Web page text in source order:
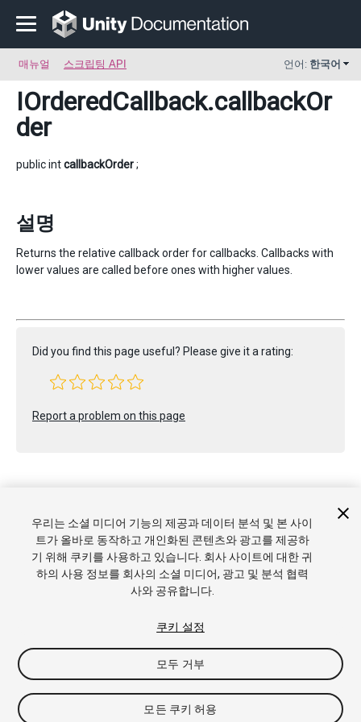
매뉴얼 스크립팅 API 언어: 한국어
IOrderedCallback.callbackOr
der
public intcallbackOrder;
설명
Returns the relative callback order for callbacks. Callbacks with
lower values are called before ones with higher values.
Did you find this page useful? Please give it a rating:
Report a problem on this page
Copyright © 2017 Unity Technologies. Publication 2017.2
튜토리얼
커뮤니티 답변 기술 자료 포럼 에셋 스토어
및 이용약관
법률정보 개인정보처리방침 쿠키
내 개인정보 판
쿠키 기본 설정
우리는 소셜 미디어 기능의 제공과 데이터 분석 및 본 사이
트가 올바로 동작하고 개인화된 콘텐츠와 광고를 제공하
기 위해 쿠키를 사용하고 있습니다. 회사 사이트에 대한 귀
하의 사용 정보를 회사의 소셜 미디어, 광고 및 분석 협력
사와 공유합니다.
쿠키 설정
모두 거부
모든 쿠키 허용